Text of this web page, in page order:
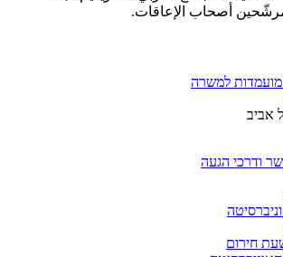
أصحاب الإعاقات.
למשרה
ודרכי הגעה
חירום